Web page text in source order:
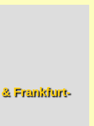
Frankfurt-